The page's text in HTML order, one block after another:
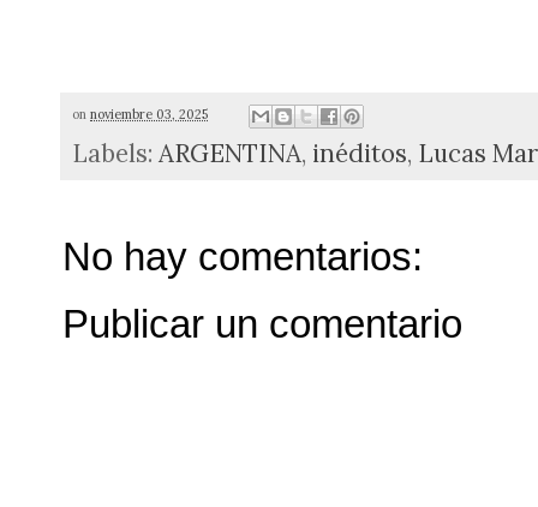
on noviembre 03, 2025
Labels: ARGENTINA, inéditos, Lucas
No hay comentarios:
Publicar un comentario